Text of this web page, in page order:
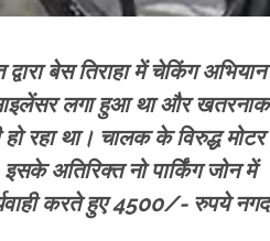
बेस तिराहा में चेकिंग अभियान
साइलेंसर लगा हुआ था और खतरनाक
रहा था। चालक के विरुद्ध मोटर
अतिरिक्त नो पार्किंग जोन में
करते हुए 4500/- रुपये नगद